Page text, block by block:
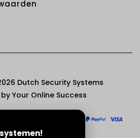
Dutch Security Systems
Your Online Success